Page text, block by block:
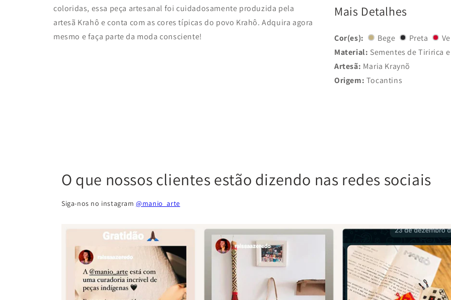
coloridas, essa peça artesanal foi cuidadosamente produzida pela
artesã Krahô e conta com as cores típicas do povo Krahô. Adquira agora
mesmo e faça parte da moda consciente!
Mais Detalhes
Cor(es): Bege Preta
Material: Sementes de Tiririca
Artesã: Maria Kraynõ
Origem: Tocantins
O que nossos clientes estão dizendo nas redes sociais
Siga-nos no instagram@manio_arte